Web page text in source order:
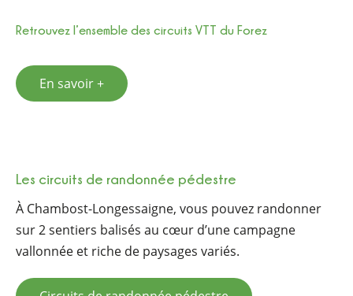
Retrouvez l’ensemble des circuits VTT du Forez
En savoir +
Les circuits de randonnée pédestre
À Chambost-Longessaigne, vous pouvez randonner
sur 2 sentiers balisés au cœur d’une campagne
vallonnée et riche de paysages variés.